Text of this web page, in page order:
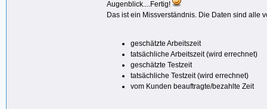
Augenblick....Fertig!
Das ist ein Missverständnis. Die Daten sind alle
geschätzte Arbeitszeit
tatsächliche Arbeitszeit (wird errechnet)
geschätzte Testzeit
tatsächliche Testzeit (wird errechnet)
vom Kunden beauftragte/bezahlte Zeit